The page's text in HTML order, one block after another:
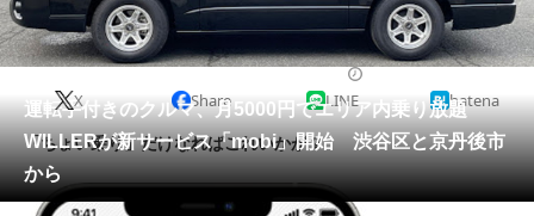
住まい 教育・育児
動物 リサーチ
会員記事
メディア
注目記事を集めた総合ページ
運転手付きのクルマ、月5000円でエリア内乗り放題
WILLERが新サービス「mobi」開始 渋谷区と京丹後市
から
X Share LINE hatena
「ちょい乗り」だけなればこれいかが？